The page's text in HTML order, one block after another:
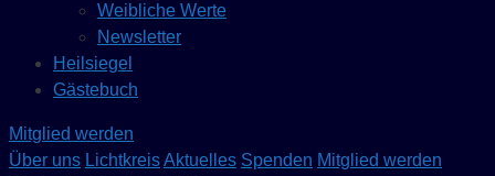
Weibliche Werte
Newsletter
Heilsiegel
Gästebuch
Mitglied werden
Über uns LichtkreisAktuelles Spenden Mitglied werden